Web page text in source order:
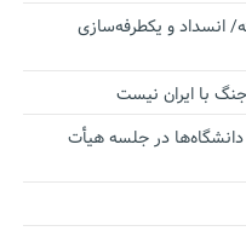
انسداد و یکطرفه‌سازی
با ایران نیست
دانشگاه‌ها در جلسه هیأت